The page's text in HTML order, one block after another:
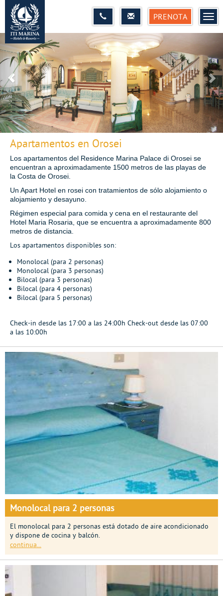
PRENOTA
Apartamentos en Orosei
Los apartamentos del Residence Marina Palace di Orosei se
encuentran a aproximadamente 1500 metros de las playas de
la Costa de Orosei.
Un Apart Hotel en rosei con tratamientos de sólo alojamiento o
alojamiento y desayuno.
Régimen especial para comida y cena en el restaurante del
Hotel Maria Rosaria, que se encuentra a aproximadamente 800
metros de distancia.
Los apartamentos disponibles son:
Monolocal (para 2 personas)
Monolocal (para 3 personas)
Bilocal (para 3 personas)
Bilocal (para 4 personas)
Bilocal (para 5 personas)
Check-in desde las 17:00 a las 24:00h Check-out desde las 07:00
a las 10:00h
Monolocal para 2 personas
El monolocal para 2 personas está dotado de aire acondicionado
y dispone de cocina y balcón.
continua...